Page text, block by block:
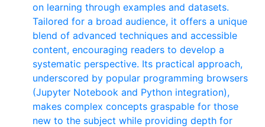
on learning through examples and datasets.
Tailored for a broad audience, it offers a unique
blend of advanced techniques and accessible
content, encouraging readers to develop a
systematic perspective. Its practical approach,
underscored by popular programming browsers
(Jupyter Notebook and Python integration),
makes complex concepts graspable for those
new to the subject while providing depth for